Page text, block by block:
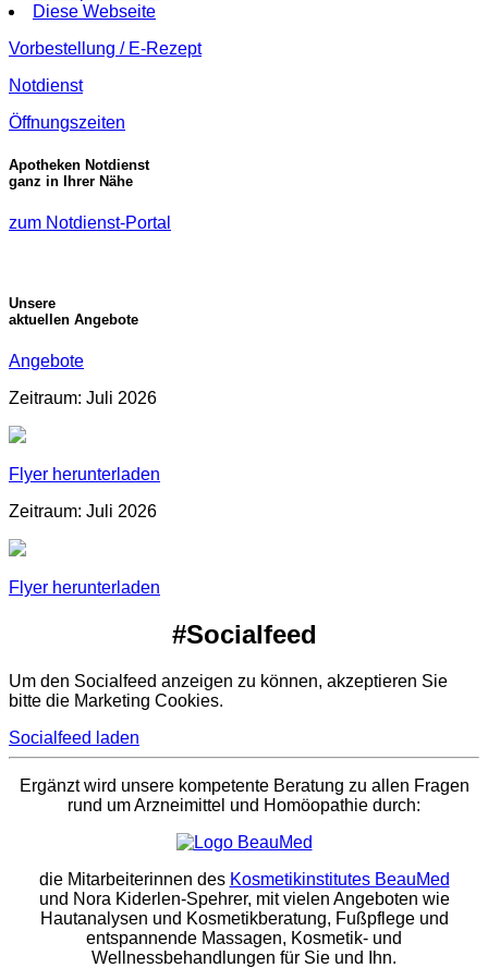
Diese Webseite
Vorbestellung / E-Rezept
Notdienst
Öffnungszeiten
Apotheken Notdienst
ganz in Ihrer Nähe
zum Notdienst-Portal
Unsere
aktuellen Angebote
Angebote
Zeitraum: Juli 2026
Flyer herunterladen
Zeitraum: Juli 2026
Flyer herunterladen
#Socialfeed
Um den Socialfeed anzeigen zu können, akzeptieren Sie
bitte die Marketing Cookies.
Socialfeed laden
Ergänzt wird unsere kompetente Beratung zu allen Fragen
rund um Arzneimittel und Homöopathie durch:
die Mitarbeiterinnen des Kosmetikinstitutes BeauMed
und Nora Kiderlen-Spehrer, mit vielen Angeboten wie
Hautanalysen und Kosmetikberatung, Fußpflege und
entspannende Massagen, Kosmetik- und
Wellnessbehandlungen für Sie und Ihn.